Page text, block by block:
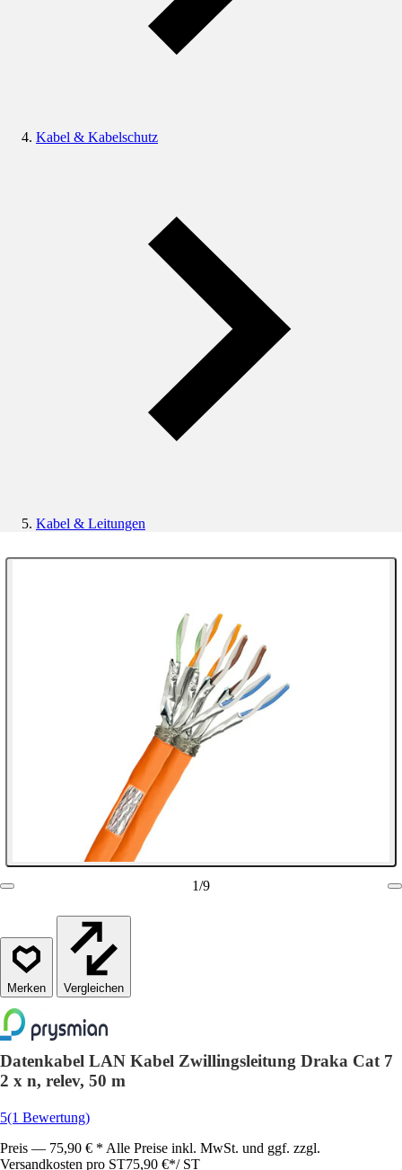
Kabel & Kabelschutz
Kabel & Leitungen
1/9
Vergleichen
Datenkabel LAN Kabel Zwillingsleitung Draka Cat 7
2 x n, relev, 50 m
5(1 Bewertung)
Preis — 75,90 € * Alle Preise inkl. MwSt. und ggf. zzgl.
Versandkosten pro ST75,90 €*/ ST